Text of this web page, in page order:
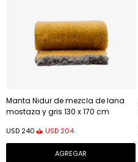
Manta Nidur de mezcla de lana
mostaza y gris 130 x 170 cm
USD 240 USD 204